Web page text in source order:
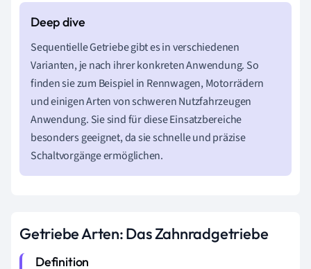
Sequentielle Getriebe gibt es in verschiedenen
Varianten, je nach ihrer konkreten Anwendung. So
finden sie zum Beispiel in Rennwagen, Motorrädern
und einigen Arten von schweren Nutzfahrzeugen
Anwendung. Sie sind für diese Einsatzbereiche
besonders geeignet, da sie schnelle und präzise
Schaltvorgänge ermöglichen.
Getriebe Arten: Das Zahnradgetriebe